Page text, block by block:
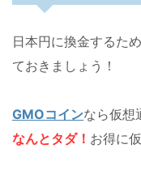
日本円に換金するため
ておきましょう！
GMOコインなら仮想
なんとタダ！ お得に